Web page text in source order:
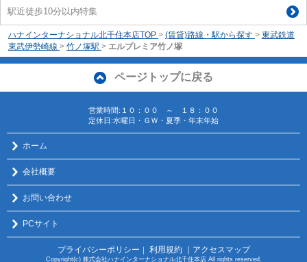
駅近徒歩10分以内特集
ハナインターナショナル北千住本店TOP > (賃貸)路線・駅から探す > 東武鉄道
東武伊勢崎線 > 竹ノ塚駅 > エルプレミア竹ノ塚
ページトップに戻る
営業時間:１０：００ ～ １８：００
定休日:水曜日・ＧＷ・夏季・年末年始
ホーム
会社概要
お問い合わせ
PCサイト
プライバシーポリシー 利用規約 ｜アクセスマップ
Copyright(c) 株式会社ハナインターナショナル北千住本店 All rights reserved.